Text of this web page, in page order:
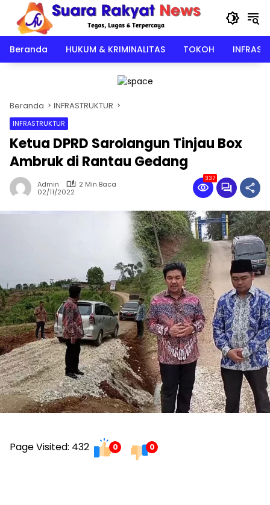
Langsung
konten
Beranda
HUKUM & KRIMINALITAS TOKOH
Beranda INFRASTRUKTUR
INFRASTRUKTUR
Ketua DPRD Sarolangun Tinjau Box
Ambruk di Rantau Gedang
Admin
2 Min Baca
02/11/2022
337
Page Visited: 432 0 0